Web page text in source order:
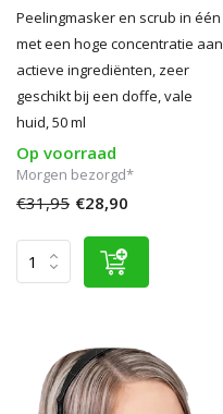
Peelingmasker en scrub in één
met een hoge concentratie aan
actieve ingrediënten, zeer
geschikt bij een doffe, vale
huid, 50 ml
Op voorraad
Morgen bezorgd*
€31,95 €28,90